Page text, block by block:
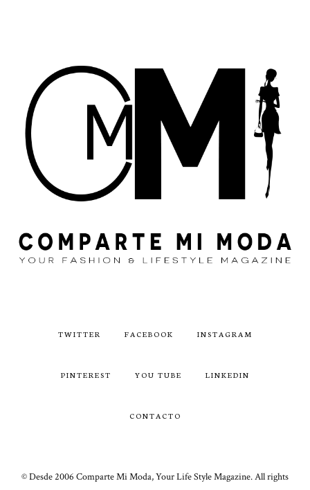
TWITTER FACEBOOK INSTAGRAM
PINTEREST YOU TUBE LINKEDIN
CONTACTO
© Desde 2006 Comparte Mi Moda, Your Life Style Magazine. All rights